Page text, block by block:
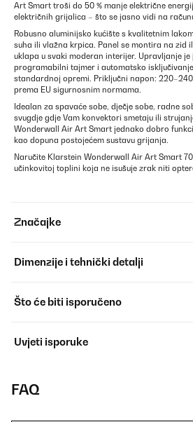
Art Smart troši do 50 % manje električne
električnih grijalica – što se jasno vidi na
Robusno aluminijsko kućište s kvalitetnim
suha ili vlažna krpica. Panel se montira na zid
uklapa u svaki moderan interijer. Upravljanje
programabilni tajmer i automatsko
standardnoj opremi. Priključni napon:
prema EU sigurnosnim normama.
Idealan za spavaće sobe, dječje sobe, radne
svugdje gdje Vam konvektori smetaju ili
Wonderwall Air Art Smart jednako dobro
kao dopuna postojećem sustavu grijanja.
Naručite Klarstein Wonderwall Air Art Smart
učinkovitoj toplini koja ne isušuje zrak niti
Značajke
Dimenzije i tehnički detalji
Što će biti isporučeno
Uvjeti isporuke
FAQ